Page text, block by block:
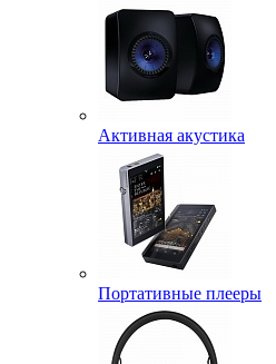
Активная акустика
Портативные плееры